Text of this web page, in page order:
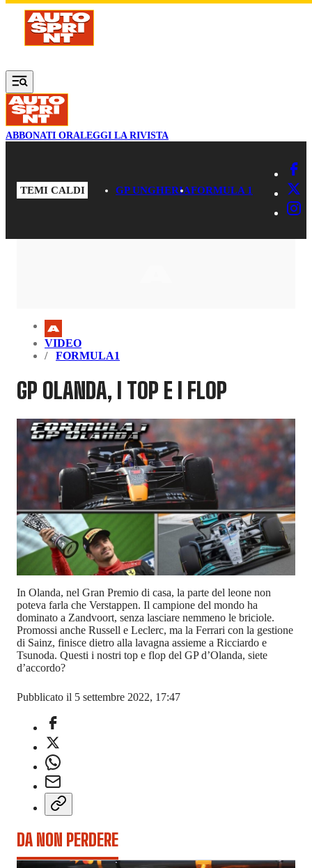
Vai al contenuto principale
ABBONATI ORALEGGI LA RIVISTA
TEMI CALDI GP UNGHERIAFORMULA 1
VIDEO
FORMULA1
GP OLANDA, I TOP E I FLOP
In Olanda, nel Gran Premio di casa, la parte del leone non
poteva farla che Verstappen. Il campione del mondo ha
dominato a Zandvoort, senza lasciare nemmeno le briciole.
Promossi anche Russell e Leclerc, ma la Ferrari con la gestione
di Sainz, finisce dietro alla lavagna assieme a Ricciardo e
Tsunoda. Questi i nostri top e flop del GP d’Olanda, siete
d’accordo?
Pubblicato il 5 settembre 2022, 17:47
DA NON PERDERE